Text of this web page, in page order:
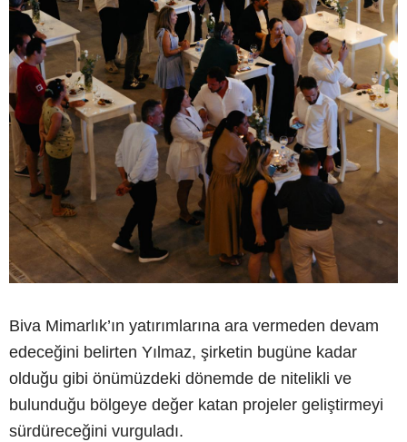
Biva Mimarlık’ın yatırımlarına ara vermeden devam
edeceğini belirten Yılmaz, şirketin bugüne kadar
olduğu gibi önümüzdeki dönemde de nitelikli ve
bulunduğu bölgeye değer katan projeler geliştirmeyi
sürdüreceğini vurguladı.